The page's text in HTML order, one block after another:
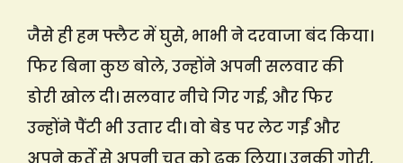
जैसे ही हम फ्लैट में घुसे, भाभी ने दरवाजा बंद किया।
फिर बिना कुछ बोले, उन्होंने अपनी सलवार की
डोरी खोल दी। सलवार नीचे गिर गई, और फिर
उन्होंने पैंटी भी उतार दी। वो बेड पर लेट गईं और
अपने कुर्ते से अपनी चूत को ढक लिया। उनकी गोरी,